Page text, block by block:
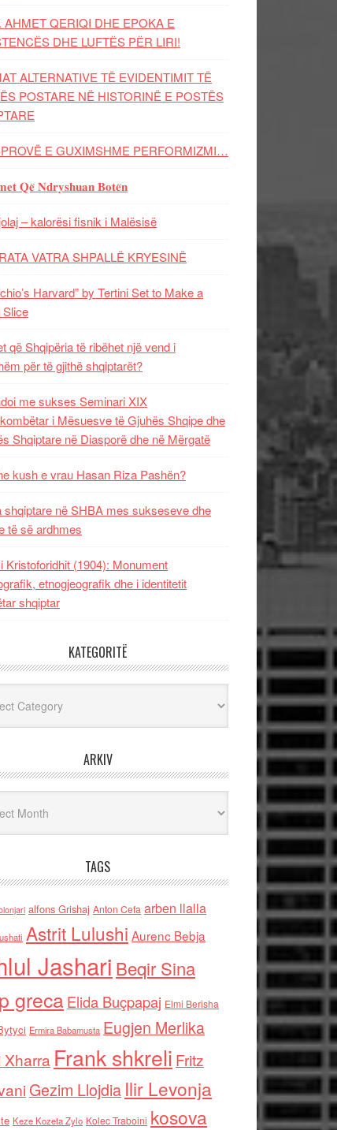
AHMET QERIQI DHE EPOKA E
DHE LUFTЁS PЁR LIRI!
ALTERNATIVE TË EVIDENTIMIT TË
POSTARE NË HISTORINË E POSTËS
E GUXIMSHME PERFORMIZMI…
𝐐𝐞̈ 𝐍𝐝𝐫𝐲𝐬𝐡𝐮𝐚𝐧 𝐁𝐨𝐭𝐞̈𝐧
– kalorësi fisnik i Malësisë
VATRA SHPALLË KRYESINË
Harvard” by Tertini Set to Make a
Slice
që Shqipëria të ribëhet një vend i
për të gjithë shqiptarët?
me sukses Seminari XIX
i Mësuesve të Gjuhës Shqipe dhe
Shqiptare në Diasporë dhe në Mërgatë
kush e vrau Hasan Riza Pashën?
shqiptare në SHBA mes sukseseve dhe
të së ardhmes
Kristoforidhit (1904): Monument
etnogjeografik dhe i identitetit
shqiptar
KATEGORITË
ARKIV
TAGS
alfons Grishaj Anton Cefa arben llalla
Astrit Lulushi Aurenc Bebja
Jashari Beqir Sina
grecaElida Buçpapaj Elmi Berisha
Ermira Babamusta Eugjen Merlika
Xharra Frank shkreli Fritz
Gezim Llojdia Ilir Levonja
Keze Kozeta Zylo Kolec Traboini kosova